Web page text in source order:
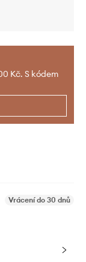
Kč. S kódem
Vrácení do 30 dnů